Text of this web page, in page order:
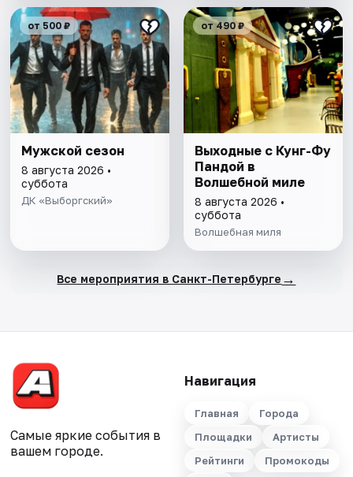
от 500 ₽
Мужской сезон
8 августа 2026 •
суббота
ДК «Выборгский»
от 490 ₽
Выходные с Кунг-Фу
Пандой в
Волшебной миле
8 августа 2026 •
суббота
Волшебная миля
Все мероприятия в Санкт-Петербурге →
Самые яркие события в
вашем городе.
Навигация
Главная
Города
Площадки
Артисты
Рейтинги
Промокоды